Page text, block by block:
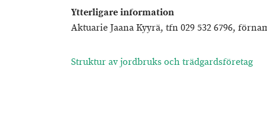
Ytterligare information
Aktuarie Jaana Kyyrä, tfn 029 532 6796,
Struktur av jordbruks och trädgardsföretag